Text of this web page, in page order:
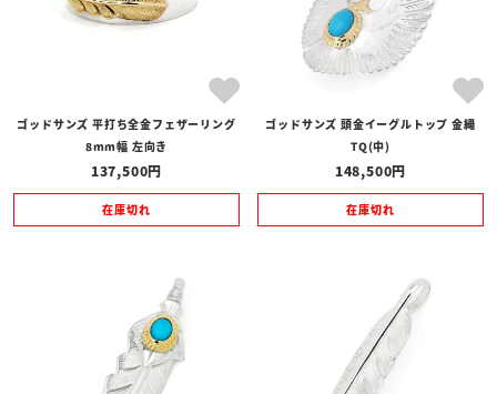
ゴッドサンズ 平打ち全金フェザーリング
8mm幅 左向き
137,500
在庫切れ
ゴッドサンズ 頭金イーグルトップ 金縄
TQ(中)
148,500
在庫切れ